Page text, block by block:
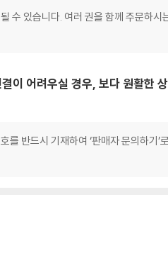
수 있습니다. 여러 권을 함께 주문하
이 어려우실 경우, 보다 원활한
반드시 기재하여 ‘판매자 문의하기’